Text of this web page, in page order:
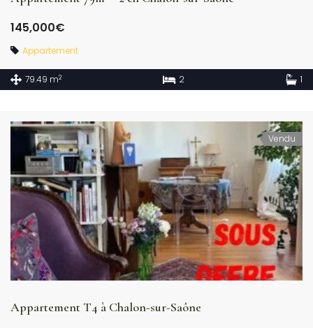
145,000€
Appartement
79.49 m2 2 1
Vendu
Appartement T4 à Chalon-sur-Saône